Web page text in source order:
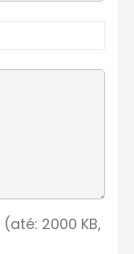
2000 KB,